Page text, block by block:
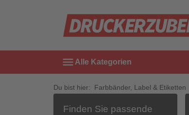
menu Alle Kategorien
Du bist hier: Farbbänder, Label & Etiketten
Finden Sie passende